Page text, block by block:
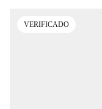
VERIFICADO